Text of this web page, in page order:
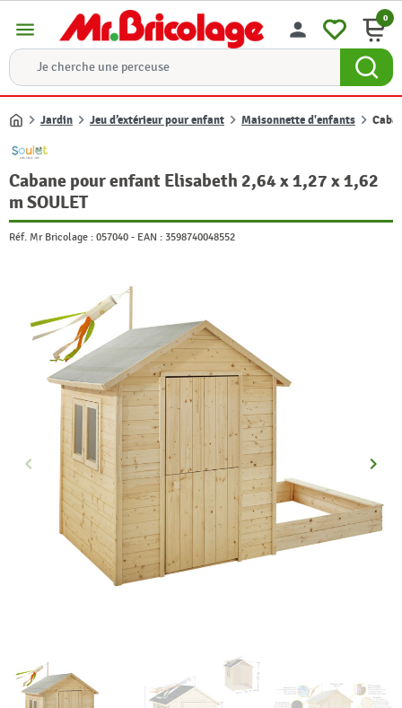
menu person 0
Accueil
Jardin Jeu d’extérieur pour enfant Maisonnette d'enfants
Cabane pour enfant Elisabeth 2,64 x 1,27 x 1,62
m SOULET
Réf. Mr Bricolage : 057040 - EAN : 3598740048552
Précédent
keyboard_arrow_left keyboard_arrow_right